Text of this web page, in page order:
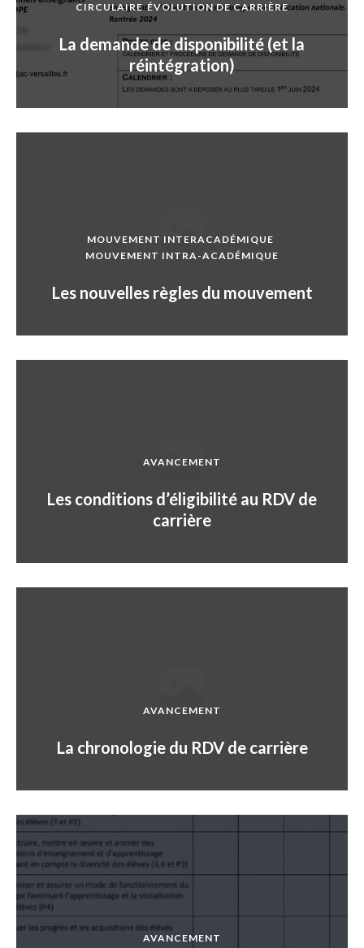
CIRCULAIRE ÉVOLUTION DE CARRIÈRE
La demande de disponibilité (et la
réintégration)
MOUVEMENT INTERACADÉMIQUE
MOUVEMENT INTRA-ACADÉMIQUE
Les nouvelles règles du mouvement
AVANCEMENT
Les conditions d’éligibilité au RDV de
carrière
AVANCEMENT
La chronologie du RDV de carrière
AVANCEMENT